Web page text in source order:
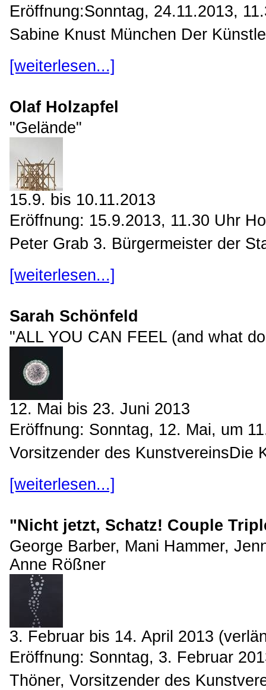
Eröffnung:Sonntag, 24.11.2013,
Sabine Knust München Der
[weiterlesen...]
Olaf Holzapfel
"Gelände"
15.9. bis 10.11.2013
Eröffnung: 15.9.2013, 11.30 Uhr
Peter Grab 3. Bürgermeister der
[weiterlesen...]
Sarah Schönfeld
"ALL YOU CAN FEEL (and what
12. Mai bis 23. Juni 2013
Eröffnung: Sonntag, 12. Mai, um
Vorsitzender des KunstvereinsDie
[weiterlesen...]
"Nicht jetzt, Schatz! Couple
George Barber, Mani Hammer,
Anne Rößner
3. Februar bis 14. April 2013
Eröffnung: Sonntag, 3. Februar
Thöner, Vorsitzender des